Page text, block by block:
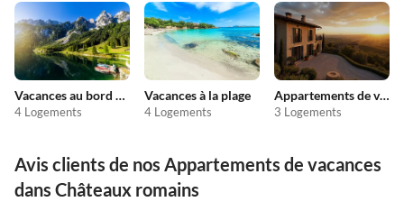
Vacances au bord du lac
4 Logements
Vacances à la plage
4 Logements
Appartements de vacances pas chers
3 Logements
Avis clients de nos Appartements de vacances
dans Châteaux romains